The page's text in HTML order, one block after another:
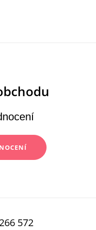
572